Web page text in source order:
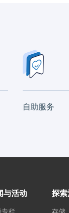
自助服务
与活动 探